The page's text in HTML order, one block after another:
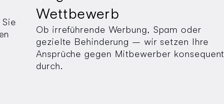
Wettbewerb
Ob irreführende Werbung, Spam oder
gezielte Behinderung – wir setzen Ihre
Ansprüche gegen Mitbewerber konsequent
durch.